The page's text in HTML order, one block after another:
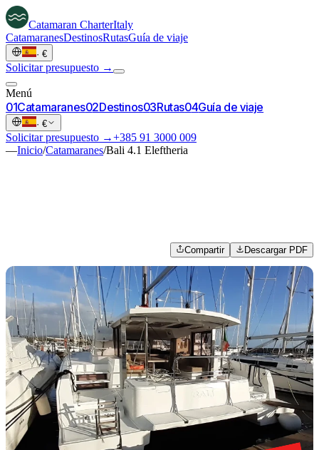
Catamaran CharterItaly
CatamaranesDestinosRutasGuía de viaje
· €
Solicitar presupuesto →
Menú
01Catamaranes02Destinos03Rutas04Guía de viaje
· €
Solicitar presupuesto →+385 91 3000 009
—Inicio/Catamaranes/Bali 4.1 Eleftheria
Compartir Descargar PDF